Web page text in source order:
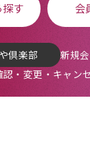
す 会
倶楽部
新規
認・変更・キャン